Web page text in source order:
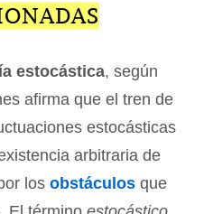
estocástica, según
afirma que el tren de
estocásticas
arbitraria de
los obstáculos que